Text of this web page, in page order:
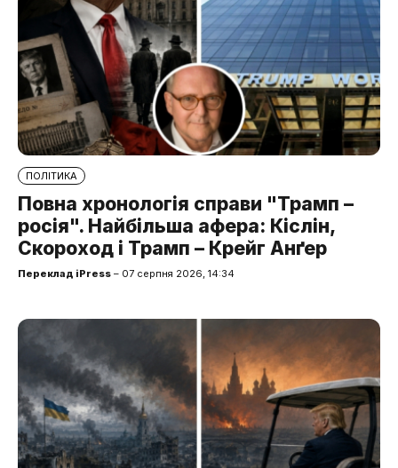
ПОЛІТИКА
Повна хронологія справи "Трамп –
росія". Найбільша афера: Кіслін,
Скороход і Трамп – Крейг Анґер
Переклад iPress – 07 серпня 2026, 14:34